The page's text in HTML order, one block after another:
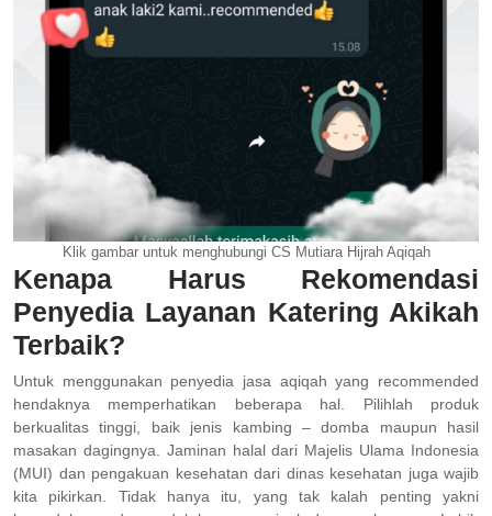
Klik gambar untuk menghubungi CS Mutiara Hijrah Aqiqah
Kenapa Harus Rekomendasi
Penyedia Layanan Katering Akikah
Terbaik?
Untuk menggunakan penyedia jasa aqiqah yang recommended
hendaknya memperhatikan beberapa hal. Pilihlah produk
berkualitas tinggi, baik jenis kambing – domba maupun hasil
masakan dagingnya. Jaminan halal dari Majelis Ulama Indonesia
(MUI) dan pengakuan kesehatan dari dinas kesehatan juga wajib
kita pikirkan. Tidak hanya itu, yang tak kalah penting yakni